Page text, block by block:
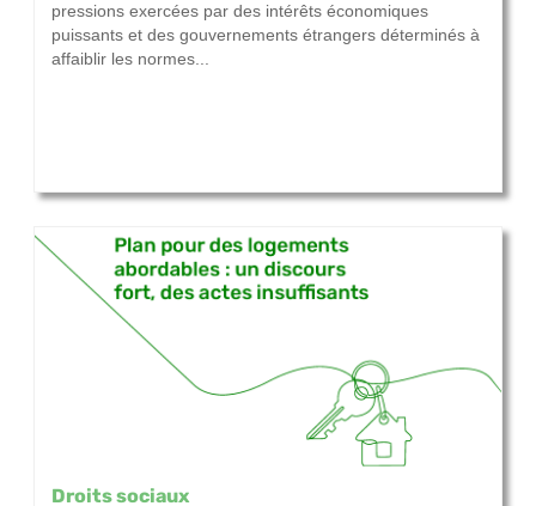
pressions exercées par des intérêts économiques
puissants et des gouvernements étrangers déterminés à
affaiblir les normes...
Droits sociaux